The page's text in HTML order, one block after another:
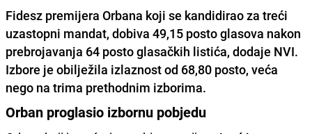
Fidesz premijera Orbana koji se kandidirao za treći
uzastopni mandat, dobiva 49,15 posto glasova nakon
prebrojavanja 64 posto glasačkih listića, dodaje NVI.
Izbore je obilježila izlaznost od 68,80 posto, veća
nego na trima prethodnim izborima.
Orban proglasio izbornu pobjedu